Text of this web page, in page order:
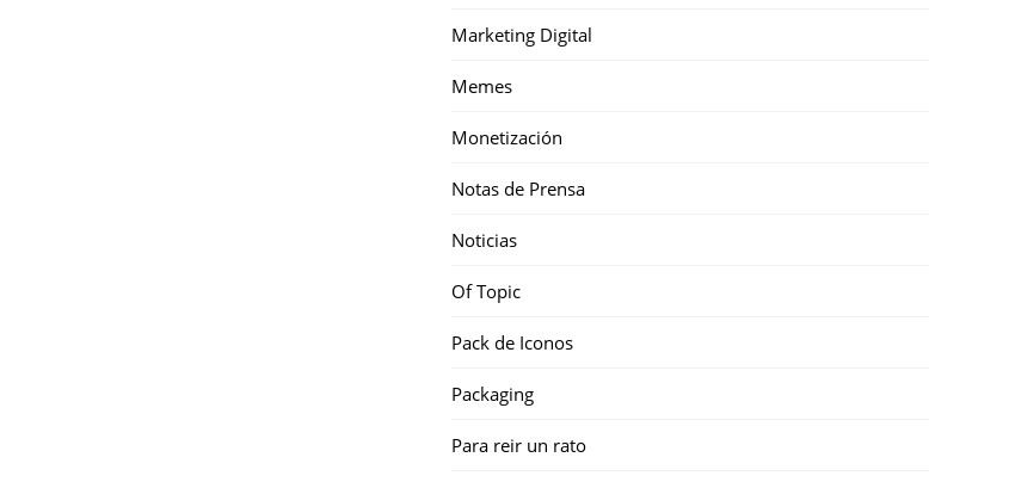
Marketing Digital
Memes
Monetización
Notas de Prensa
Noticias
Of Topic
Pack de Iconos
Packaging
Para reir un rato